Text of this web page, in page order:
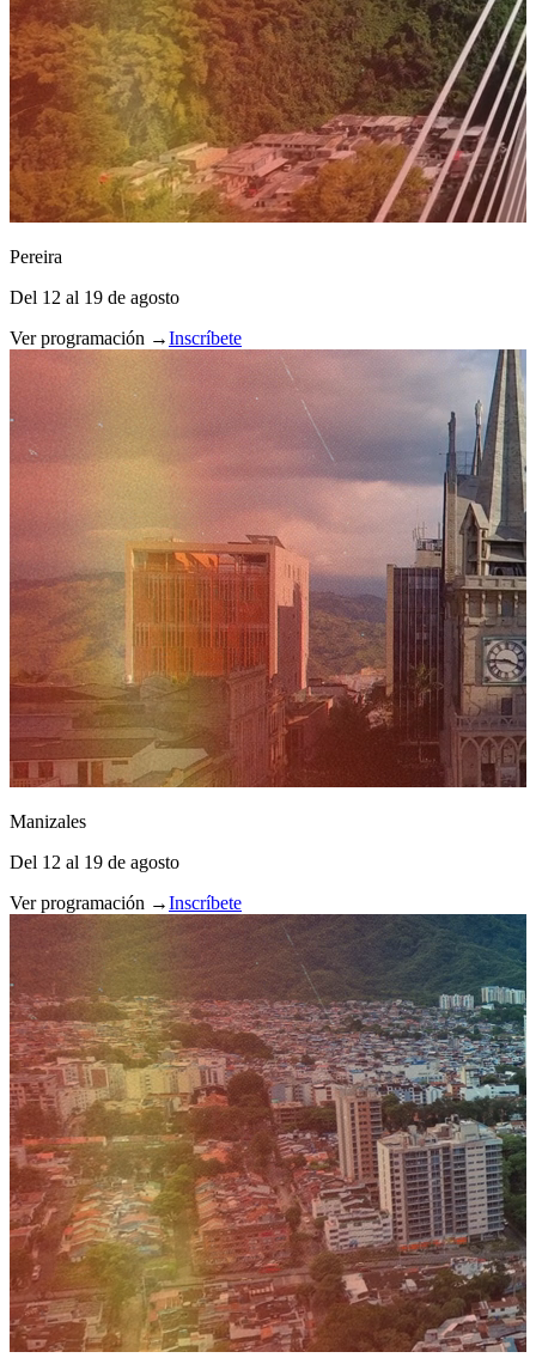
Pereira
Del 12 al 19 de agosto
Ver programación →Inscríbete
Manizales
Del 12 al 19 de agosto
Ver programación →Inscríbete